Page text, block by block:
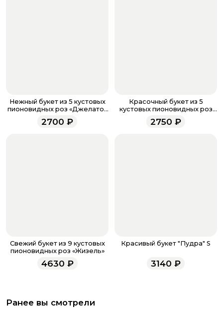
звоните по номеру телефона
8 (927) 936-71-86
или
напишите WhatsApp +7 937 333-66-53. Наши
менеджеры работают ежедневно с 9.00 до 23.00 и
всегда рады проконсультировать вас.
Нежный букет из 5 кустовых
пионовидных роз «Джелато»
2700 ₽
Красочный букет из 5
кустовых пионовидных роз
"Летняя роза" (5)
2750 ₽
Свежий букет из 9 кустовых
пионовидных роз «Жизель»
4630 ₽
Красивый букет "Пудра" S
3140 ₽
Ранее вы смотрели